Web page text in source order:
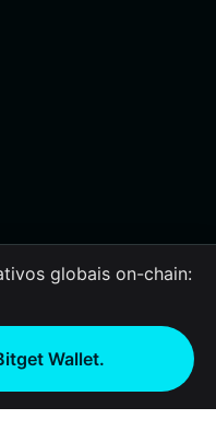
globais on-chain:
Wallet.